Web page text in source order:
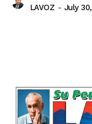
LAVOZ - July